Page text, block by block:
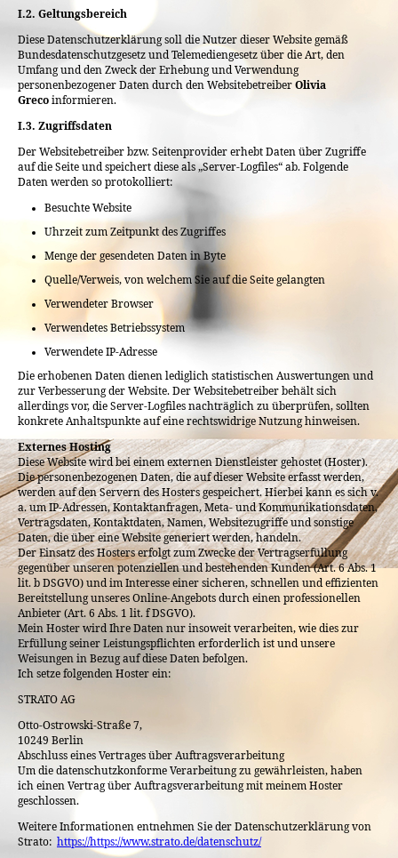
I.2. Geltungsbereich
Diese Datenschutzerklärung soll die Nutzer dieser Website gemäß
Bundesdatenschutzgesetz und Telemediengesetz über die Art, den
Umfang und den Zweck der Erhebung und Verwendung
personenbezogener Daten durch den WebsitebetreiberOlivia
Grecoinformieren.
I.3. Zugriffsdaten
Der Websitebetreiber bzw. Seitenprovider erhebt Daten über Zugriffe
auf die Seite und speichert diese als „Server-Logfiles“ ab. Folgende
Daten werden so protokolliert:
Besuchte Website
Uhrzeit zum Zeitpunkt des Zugriffes
Menge der gesendeten Daten in Byte
Quelle/Verweis, von welchem Sie auf die Seite gelangten
Verwendeter Browser
Verwendetes Betriebssystem
Verwendete IP-Adresse
Die erhobenen Daten dienen lediglich statistischen Auswertungen und
zur Verbesserung der Website. Der Websitebetreiber behält sich
allerdings vor, die Server-Logfiles nachträglich zu überprüfen, sollten
konkrete Anhaltspunkte auf eine rechtswidrige Nutzung hinweisen.
Externes Hosting
Diese Website wird bei einem externen Dienstleister gehostet (Hoster).
Die personenbezogenen Daten, die auf dieser Website erfasst werden,
werden auf den Servern des Hosters gespeichert. Hierbei kann es sich v.
a. um IP-Adressen, Kontaktanfragen, Meta- und Kommunikationsdaten,
Vertragsdaten, Kontaktdaten, Namen, Websitezugriffe und sonstige
Daten, die über eine Website generiert werden, handeln.
Der Einsatz des Hosters erfolgt zum Zwecke der Vertragserfüllung
gegenüber unseren potenziellen und bestehenden Kunden (Art. 6 Abs. 1
lit. b DSGVO) und im Interesse einer sicheren, schnellen und effizienten
Bereitstellung unseres Online-Angebots durch einen professionellen
Anbieter (Art. 6 Abs. 1 lit. f DSGVO).
Mein Hoster wird Ihre Daten nur insoweit verarbeiten, wie dies zur
Erfüllung seiner Leistungspflichten erforderlich ist und unsere
Weisungen in Bezug auf diese Daten befolgen.
Ich setze folgenden Hoster ein:
STRATO AG
Otto-Ostrowski-Straße 7,
10249 Berlin
Abschluss eines Vertrages über Auftragsverarbeitung
Um die datenschutzkonforme Verarbeitung zu gewährleisten, haben
ich einen Vertrag über Auftragsverarbeitung mit meinem Hoster
geschlossen.
Weitere Informationen entnehmen Sie der Datenschutzerklärung von
Strato: https://https://www.strato.de/datenschutz/